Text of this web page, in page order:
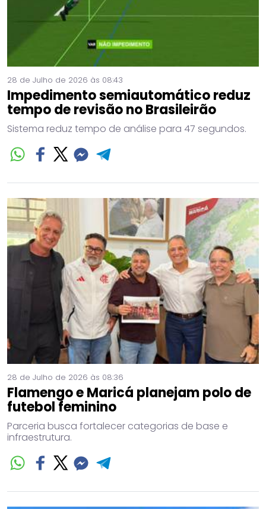
28 de Julho de 2026 às 08:43
Impedimento semiautomático reduz
tempo de revisão no Brasileirão
Sistema reduz tempo de análise para 47 segundos.
28 de Julho de 2026 às 08:36
Flamengo e Maricá planejam polo de
futebol feminino
Parceria busca fortalecer categorias de base e
infraestrutura.